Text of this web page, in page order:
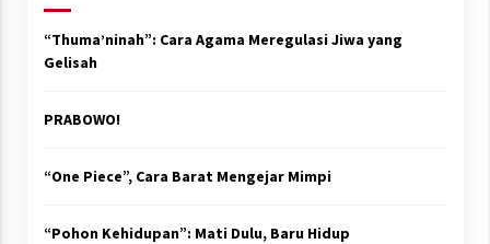
“Thuma’ninah”: Cara Agama Meregulasi Jiwa yang
Gelisah
PRABOWO!
“One Piece”, Cara Barat Mengejar Mimpi
“Pohon Kehidupan”: Mati Dulu, Baru Hidup